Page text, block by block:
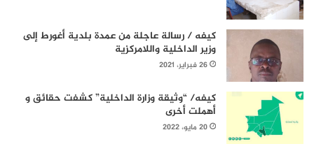
كيفه / رسالة عاجلة من عمدة بلدية أغورط إلى
وزير الداخلية واللامركزية
26 فبراير، 2021
كيفه/ “وثيقة وزارة الداخلية” كشفت حقائق و
أهملت أخرى
20 مايو، 2022